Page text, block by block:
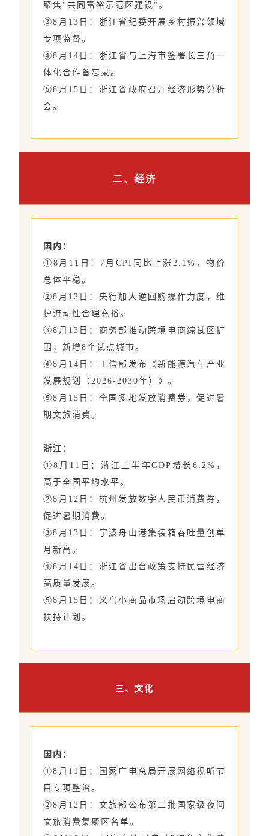
聚焦"共同富裕示范区建设"。
③8月13日：浙江省纪委开展乡村振兴领域
专项监督。
④8月14日：浙江省与上海市签署长三角一
体化合作备忘录。
⑤8月15日：浙江省政府召开经济形势分析
会。
二、经济
国内：
①8月11日：7月CPI同比上涨2.1%，物价
总体平稳。
②8月12日：央行加大逆回购操作力度，维
护流动性合理充裕。
③8月13日：商务部推动跨境电商综试区扩
围，新增8个试点城市。
④8月14日：工信部发布《新能源汽车产业
发展规划（2026-2030年）》。
⑤8月15日：全国多地发放消费券，促进暑
期文旅消费。
浙江：
①8月11日：浙江上半年GDP增长6.2%，
高于全国平均水平。
②8月12日：杭州发放数字人民币消费券，
促进暑期消费。
③8月13日：宁波舟山港集装箱吞吐量创单
月新高。
④8月14日：浙江省出台政策支持民营经济
高质量发展。
⑤8月15日：义乌小商品市场启动跨境电商
扶持计划。
三、文化
国内：
①8月11日：国家广电总局开展网络视听节
目专项整治。
②8月12日：文旅部公布第二批国家级夜间
文旅消费集聚区名单。